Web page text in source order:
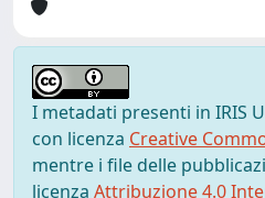
I metadati presenti in IRIS
con licenza Creative
mentre i file delle
licenza Attribuzione 4.0